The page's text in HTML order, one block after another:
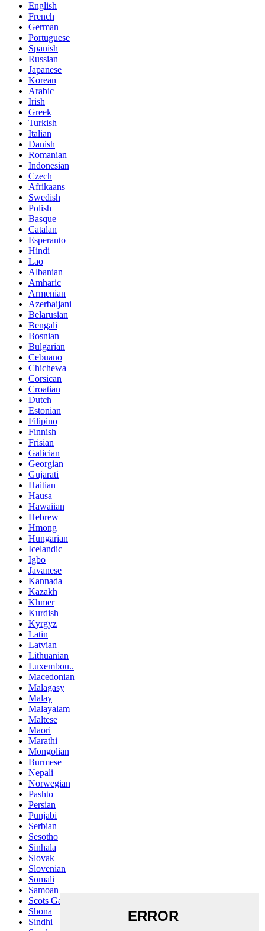
English
French
German
Portuguese
Spanish
Russian
Japanese
Korean
Arabic
Irish
Greek
Turkish
Italian
Danish
Romanian
Indonesian
Czech
Afrikaans
Swedish
Polish
Basque
Catalan
Esperanto
Hindi
Lao
Albanian
Amharic
Armenian
Azerbaijani
Belarusian
Bengali
Bosnian
Bulgarian
Cebuano
Chichewa
Corsican
Croatian
Dutch
Estonian
Filipino
Finnish
Frisian
Galician
Georgian
Gujarati
Haitian
Hausa
Hawaiian
Hebrew
Hmong
Hungarian
Icelandic
Igbo
Javanese
Kannada
Kazakh
Khmer
Kurdish
Kyrgyz
Latin
Latvian
Lithuanian
Luxembou..
Macedonian
Malagasy
Malay
Malayalam
Maltese
Maori
Marathi
Mongolian
Burmese
Nepali
Norwegian
Pashto
Persian
Punjabi
Serbian
Sesotho
Sinhala
Slovak
Slovenian
Somali
Samoan
Scots Gaelic
Shona
Sindhi